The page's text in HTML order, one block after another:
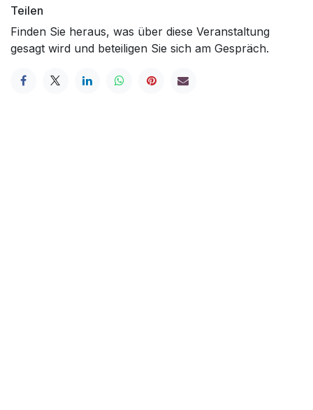
Teilen
Finden Sie heraus, was über diese Veranstaltung
gesagt wird und beteiligen Sie sich am Gespräch.